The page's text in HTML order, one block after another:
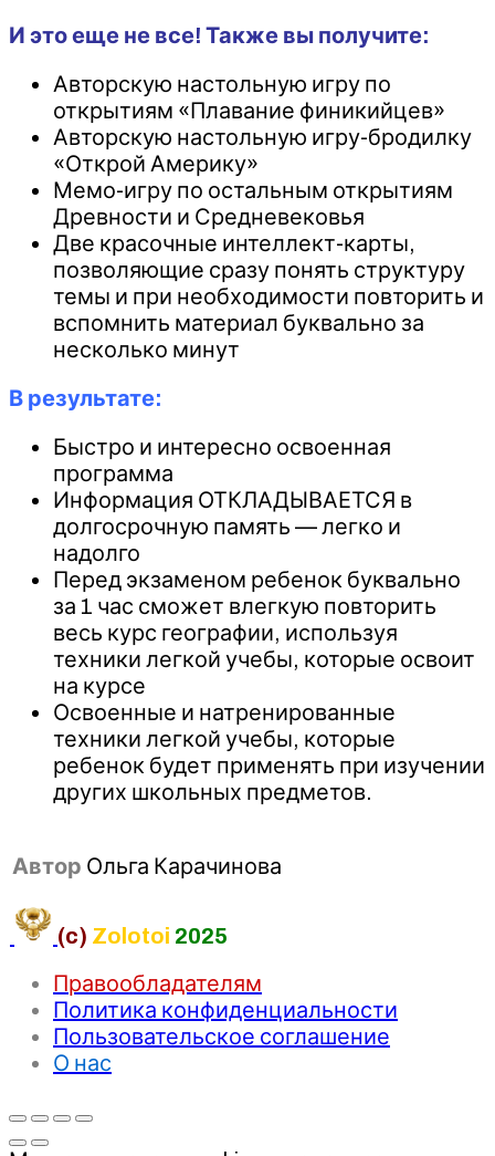
И это еще не все! Также вы получите:
Авторскую настольную игру по
открытиям «Плавание финикийцев»
Авторскую настольную игру-бродилку
«Открой Америку»
Мемо-игру по остальным открытиям
Древности и Средневековья
Две красочные интеллект-карты,
позволяющие сразу понять структуру
темы и при необходимости повторить и
вспомнить материал буквально за
несколько минут
В результате:
Быстро и интересно освоенная
программа
Информация ОТКЛАДЫВАЕТСЯ в
долгосрочную память — легко и
надолго
Перед экзаменом ребенок буквально
за 1 час сможет влегкую повторить
весь курс географии, используя
техники легкой учебы, которые освоит
на курсе
Освоенные и натренированные
техники легкой учебы, которые
ребенок будет применять при изучении
других школьных предметов.
Автор Ольга Карачинова
(c) Zolotoi 2025
Правообладателям
Политика конфиденциальности
Пользовательское соглашение
О нас